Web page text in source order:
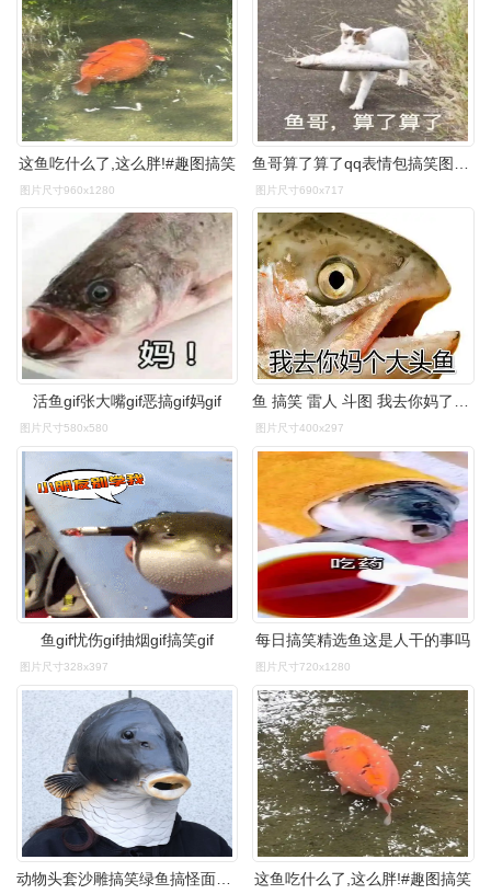
这鱼吃什么了,这么胖!#趣图搞笑
图片尺寸960x1280 图片尺寸690x717
活鱼gif张大嘴gif恶搞gif妈gif
图片尺寸580x580
鱼 搞笑 雷人 斗图 我去你妈了个大头鱼
图片尺寸400x297
鱼gif忧伤gif抽烟gif搞笑gif
图片尺寸328x397
每日搞笑精选鱼这是人干的事吗
图片尺寸720x1280
这鱼吃什么了,这么胖!#趣图搞笑